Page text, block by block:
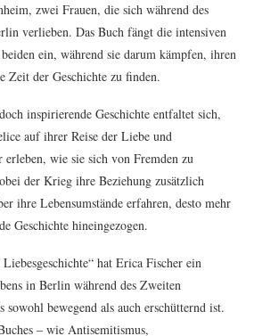
zwei Frauen, die sich während des
verlieben. Das Buch fängt die intensiven
ein, während sie darum kämpfen, ihren
Zeit der Geschichte zu finden.
inspirierende Geschichte entfaltet sich,
auf ihrer Reise der Liebe und
wie sie sich von Fremden zu
der Krieg ihre Beziehung zusätzlich
ihre Lebensumstände erfahren, desto mehr
Geschichte hineingezogen.
hat Erica Fischer ein
in Berlin während des Zweiten
sowohl bewegend als auch erschütternd ist.
– wie Antisemitismus,